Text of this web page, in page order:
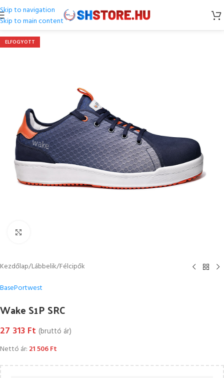
Skip to navigation
Skip to main content
ELFOGYOTT
Kezdőlap/Lábbelik/Félcipők
BasePortwest
Wake S1P SRC
27 313 Ft (bruttó ár)
Nettó ár: 21 506Ft